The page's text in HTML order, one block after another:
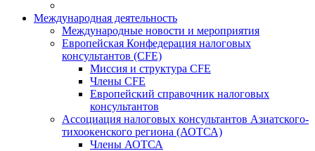
Международная деятельность
Международные новости и мероприятия
Европейская Конфедерация налоговых
консультантов (CFE)
Миссия и структура CFE
Члены CFE
Европейский справочник налоговых
консультантов
Ассоциация налоговых консультантов Азиатского-
тихоокенского региона (АОТСА)
Члены АОТСА